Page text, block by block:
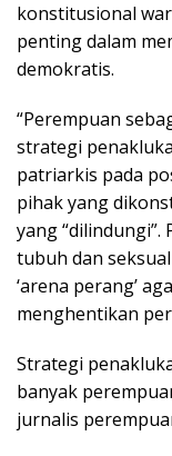
konstitusional
penting dalam
demokratis.
“Perempuan
strategi
patriarkis pada
pihak yang
yang
tubuh dan
‘arena perang’
menghentikan
Strategi
banyak
jurnalis